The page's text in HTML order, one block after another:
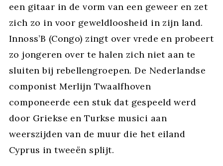
een gitaar in de vorm van een geweer en zet
zich zo in voor geweldloosheid in zijn land.
Innoss’B (Congo) zingt over vrede en probeert
zo jongeren over te halen zich niet aan te
sluiten bij rebellengroepen. De Nederlandse
componist Merlijn Twaalfhoven
componeerde een stuk dat gespeeld werd
door Griekse en Turkse musici aan
weerszijden van de muur die het eiland
Cyprus in tweeën splijt.